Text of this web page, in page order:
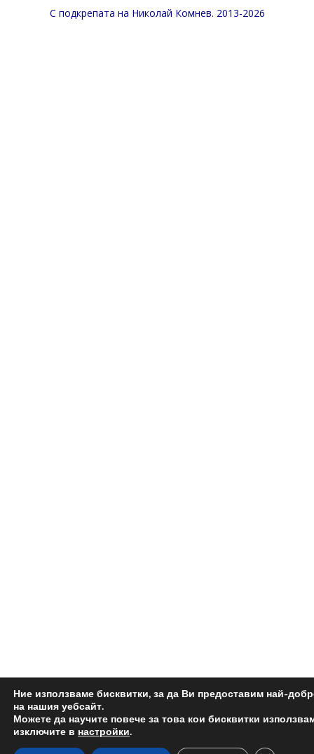
С подкрепата на Николай Комнев. 2013-2026
Ние използваме бисквитки, за да Ви предоставим най-
на нашия уебсайт.
Можете да научите повече за това кои бисквитки
изключите в настройки.